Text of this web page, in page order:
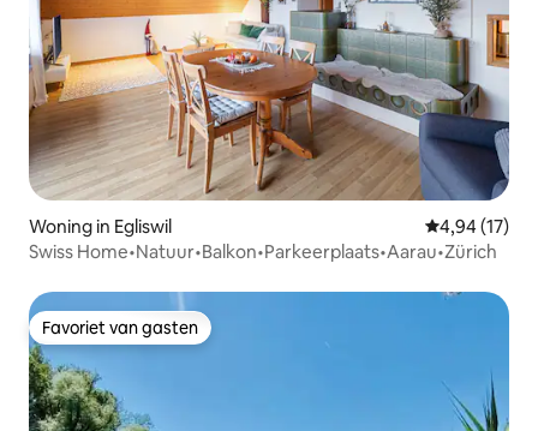
Woning in Egliswil Gemiddelde
4,94 (17)
Swiss Home•Natuur•Balkon•Parkeerplaats•Aarau•Zürich
Favoriet van gasten
Favoriet van gasten